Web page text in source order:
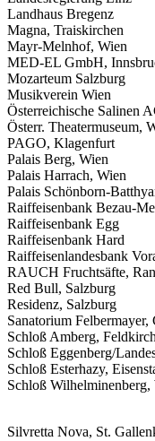
Landhaus Bregenz
Magna, Traiskirchen
Mayr-Melnhof, Wien
MED-EL GmbH,
Mozarteum Salzburg
Musikverein Wien
Österreichische Salinen
Österr. Theatermuseum,
PAGO, Klagenfurt
Palais Berg, Wien
Palais Harrach, Wien
Palais Schönborn-
Raiffeisenbank Bezau-
Raiffeisenbank Egg
Raiffeisenbank Hard
Raiffeisenlandesbank
RAUCH Fruchtsäfte,
Red Bull, Salzburg
Residenz, Salzburg
Sanatorium Felbermayer,
Schloß Amberg, Feldkirch
Schloß Eggenberg/
Schloß Esterhazy,
Schloß Wilhelminenberg,
Silvretta Nova, St.